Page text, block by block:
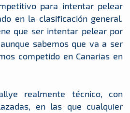
para intentar pelear
en la clasificación general.
que ser intentar pelear por
sabemos que va a ser
competido en Canarias en
realmente técnico, con
en las que cualquier